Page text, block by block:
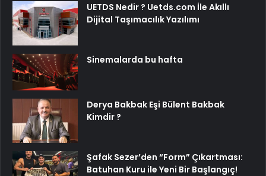
UETDS Nedir ? Uetds.com İle Akıllı
Dijital Taşımacılık Yazılımı
Sinemalarda bu hafta
Derya Bakbak Eşi Bülent Bakbak
Kimdir ?
Şafak Sezer’den “Form” Çıkartması:
Batuhan Kuru ile Yeni Bir Başlangıç!